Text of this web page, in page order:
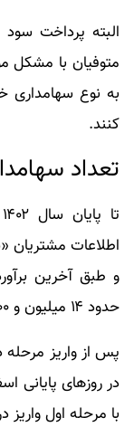
البته پرداخت
متوفیان با مشکل
به نوع سهامداری
کنند.
تعداد
و طبق آخرین
حدود ۱۴ میلیون و ۵۰۰ هزار تومان رسیده است.
پس از واریز
در روزهای پایانی
با مرحله اول واریز